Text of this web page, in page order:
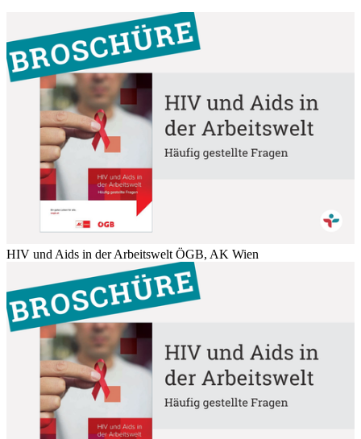
HIV und Aids in der Arbeitswelt ÖGB, AK Wien